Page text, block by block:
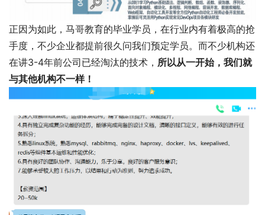
正因为如此，马哥教育的毕业学员，在行业内有着极高的抢
手度，不少企业都提前很久问我们预定学员。而不少机构还
在讲3-4年前公司已经淘汰的技术， 所以从一开始，我们就
与其他机构不一样！